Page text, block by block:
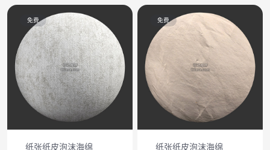
免费
纸张纸皮泡沫海绵
免费
纸张纸皮泡沫海绵